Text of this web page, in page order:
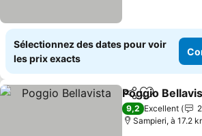
Sélectionnez des dates pour voir
les prix exacts
PartagerAjouter à
Poggio
9,2 Excellent
Sampieri, à 17.2